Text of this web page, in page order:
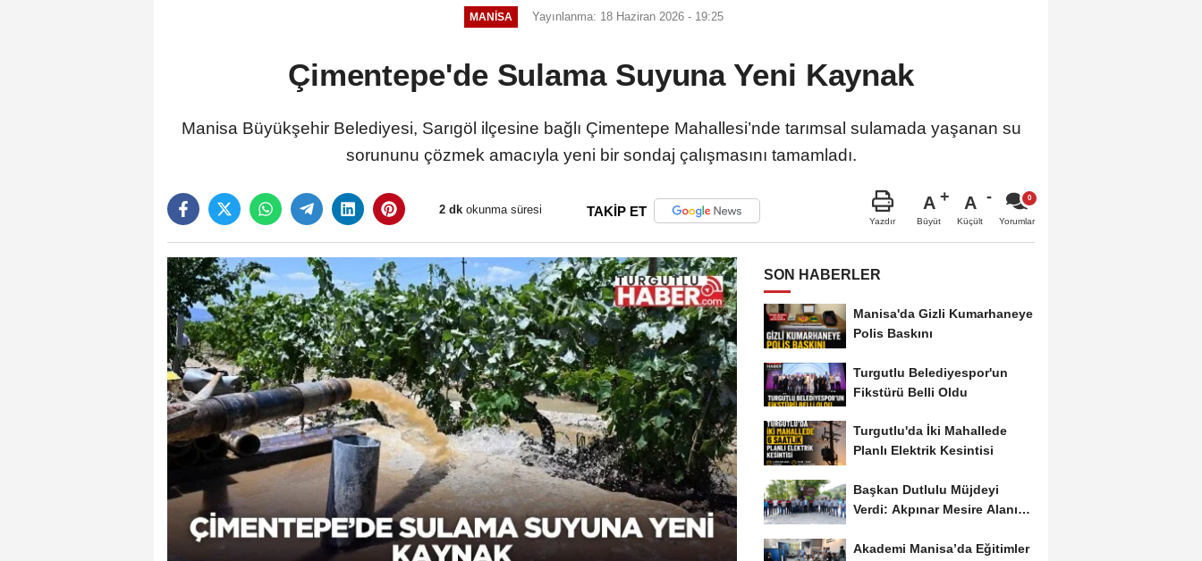
MANİSA Yayınlanma: 18 Haziran 2026 - 19:25
Çimentepe'de Sulama Suyuna Yeni Kaynak
Manisa Büyükşehir Belediyesi, Sarıgöl ilçesine bağlı Çimentepe Mahallesi’nde tarımsal sulamada yaşanan su
sorununu çözmek amacıyla yeni bir sondaj çalışmasını tamamladı.
2 dk okunma süresi TAKİP ET
Yazdır
A
Büyüt
A
Küçült Yorumlar
SON HABERLER
Manisa'da Gizli Kumarhaneye
Polis Baskını
Turgutlu Belediyespor'un
Fikstürü Belli Oldu
Turgutlu'da İki Mahallede
Planlı Elektrik Kesintisi
Başkan Dutlulu Müjdeyi
Verdi: Akpınar Mesire Alanı
Akademi Manisa’da Eğitimler